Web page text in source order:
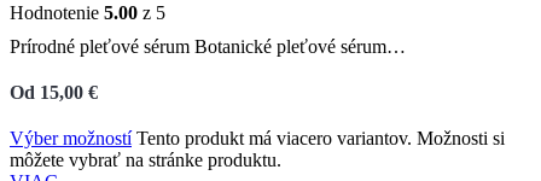
Hodnotenie 5.00 z 5
Prírodné pleťové sérum Botanické pleťové sérum…
Od 15,00 €
Výber možností Tento produkt má viacero variantov. Možnosti si
môžete vybrať na stránke produktu.